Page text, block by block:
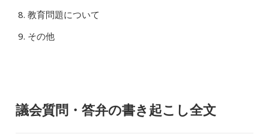
教育問題について
その他
議会質問・答弁の書き起こし全文